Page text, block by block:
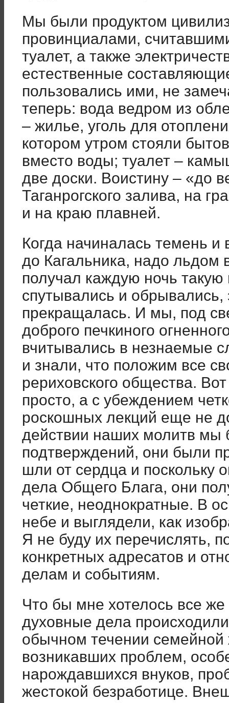
Мы были продуктом
провинциалами,
туалет, а также
естественные
пользовались ими, не
теперь: вода ведром из
– жилье, уголь для
котором утром стояли
вместо воды; туалет –
две доски. Воистину – «до
Таганрогского залива, на
и на краю плавней.
Когда начиналась темень и
до Кагальника, надо льдом
получал каждую ночь
спутывались и обрывались,
прекращалась. И мы, под
доброго печкиного
вчитывались в незнаемые
и знали, что положим все
рериховского общества.
просто, а с убеждением
роскошных лекций еще не
действии наших молитв мы
подтверждений, они были
шли от сердца и поскольку
дела Общего Блага, они
четкие, неоднократные. В
небе и выглядели, как
Я не буду их перечислять,
конкретных адресатов и
делам и событиям.
Что бы мне хотелось все же
духовные дела
обычном течении
возникавших проблем,
нарождавшихся внуков,
жестокой безработице.